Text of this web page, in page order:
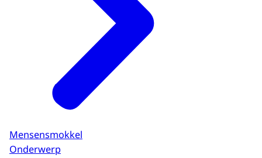
Mensensmokkel
Onderwerp